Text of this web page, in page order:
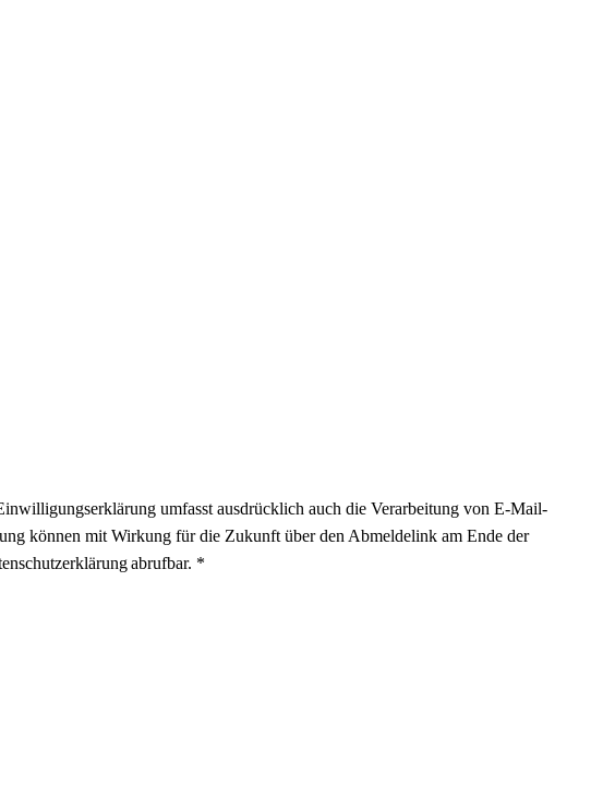
umfasst ausdrücklich auch die Verarbeitung von E-Mail-
können mit Wirkung für die Zukunft über den Abmeldelink am Ende der
abrufbar. *